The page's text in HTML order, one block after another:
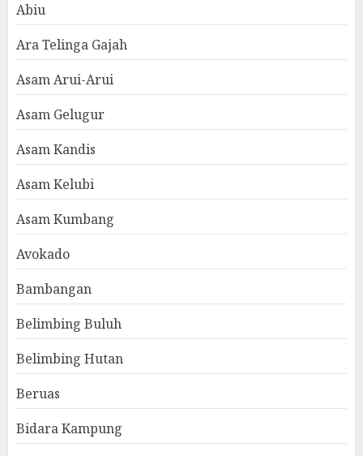
Abiu
Ara Telinga Gajah
Asam Arui-Arui
Asam Gelugur
Asam Kandis
Asam Kelubi
Asam Kumbang
Avokado
Bambangan
Belimbing Buluh
Belimbing Hutan
Beruas
Bidara Kampung